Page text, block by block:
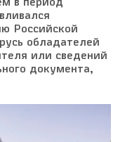
в период
Российской
обладателей
или сведений
документа,